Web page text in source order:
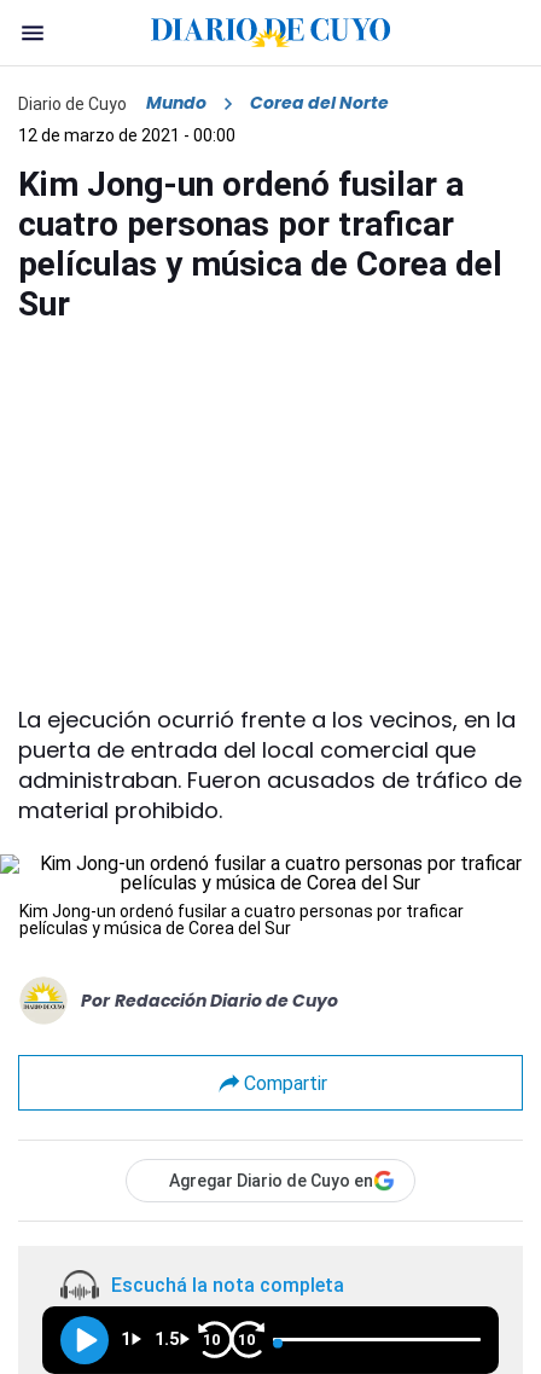
Diario de Cuyo Mundo Corea del Norte
12 de marzo de 2021 - 00:00
Kim Jong-un ordenó fusilar a
cuatro personas por traficar
películas y música de Corea del
Sur
La ejecución ocurrió frente a los vecinos, en la
puerta de entrada del local comercial que
administraban. Fueron acusados de tráfico de
material prohibido.
Kim Jong-un ordenó fusilar a cuatro personas por traficar
películas y música de Corea del Sur
Por Redacción Diario de Cuyo
Compartir
Agregar Diario de Cuyo en
Escuchá la nota completa
1 1.5 10 10